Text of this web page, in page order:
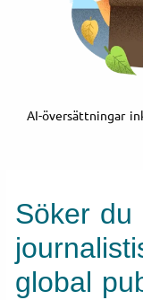
AI-översättningar
Söker du
global